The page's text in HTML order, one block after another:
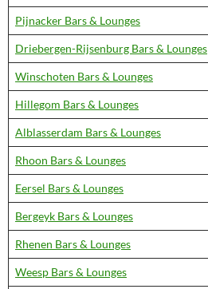
Pijnacker Bars & Lounges
Driebergen-Rijsenburg Bars & Lounges
Winschoten Bars & Lounges
Hillegom Bars & Lounges
Alblasserdam Bars & Lounges
Rhoon Bars & Lounges
Eersel Bars & Lounges
Bergeyk Bars & Lounges
Rhenen Bars & Lounges
Weesp Bars & Lounges